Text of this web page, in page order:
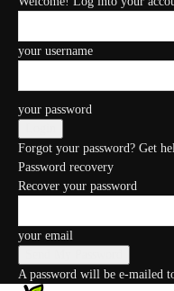
your username
your password
Forgot your password? Get
Password recovery
Recover your password
your email
A password will be e-mailed